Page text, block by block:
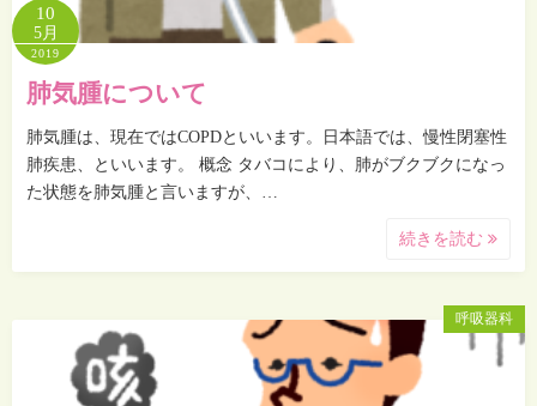
10
5月
2019
肺気腫について
肺気腫は、現在ではCOPDといいます。日本語では、慢性閉塞性
肺疾患、といいます。 概念 タバコにより、肺がブクブクになっ
た状態を肺気腫と言いますが、…
続きを読む
呼吸器科